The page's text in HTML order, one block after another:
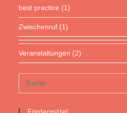
best practice (1)
Zwischenruf (1)
Veranstaltungen (2)
Suche
nach: